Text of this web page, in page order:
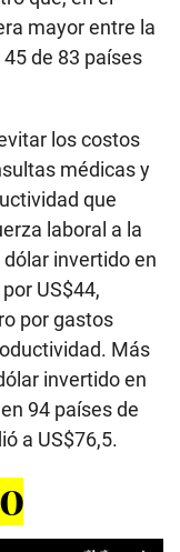
mayor entre la
de 83 países
los costos
médicas y
que
laboral a la
invertido en
US$44,
por gastos
Más
invertido en
94 países de
a US$76,5.